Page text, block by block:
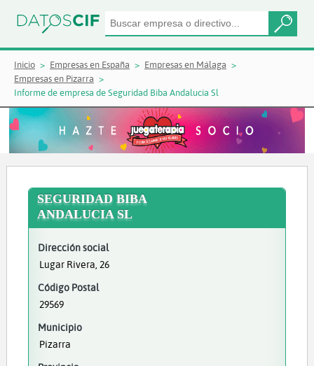
Inicio Empresas en España
Empresas en Málaga
Empresas en Pizarra
Informe de empresa de Seguridad Biba Andalucia Sl
SEGURIDAD BIBA
ANDALUCIA SL
Dirección social
Lugar Rivera, 26
Código Postal
29569
Municipio
Pizarra